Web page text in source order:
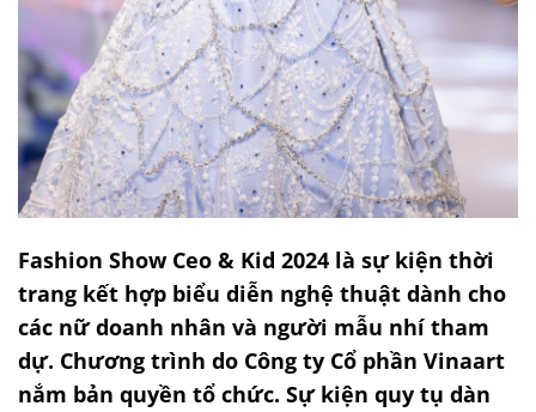
Fashion Show Ceo & Kid 2024 là sự kiện thời
trang kết hợp biểu diễn nghệ thuật dành cho
các nữ doanh nhân và người mẫu nhí tham
dự. Chương trình do Công ty Cổ phần Vinaart
nắm bản quyền tổ chức. Sự kiện quy tụ dàn